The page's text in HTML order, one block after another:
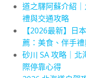
道之驛阿蘇介紹
禮與交通攻略
【2026最新】日
薦：美食、伴手
砂川 SA 攻略｜
際停靠心得